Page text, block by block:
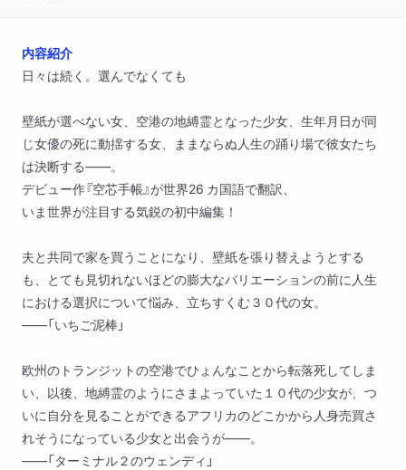
内容紹介
日々は続く。選んでなくても
壁紙が選べない女、空港の地縛霊となった少女、生年月日が同
じ女優の死に動揺する女、ままならぬ人生の踊り場で彼女たち
は決断する――。
デビュー作『空芯手帳』が世界26 カ国語で翻訳、
いま世界が注目する気鋭の初中編集！
夫と共同で家を買うことになり、壁紙を張り替えようとする
も、とても見切れないほどの膨大なバリエーションの前に人生
における選択について悩み、立ちすくむ３０代の女。
――「いちご泥棒」
欧州のトランジットの空港でひょんなことから転落死してしま
い、以後、地縛霊のようにさまよっていた１０代の少女が、つ
いに自分を見ることができるアフリカのどこかから人身売買さ
れそうになっている少女と出会うが――。
――「ターミナル２のウェンディ」